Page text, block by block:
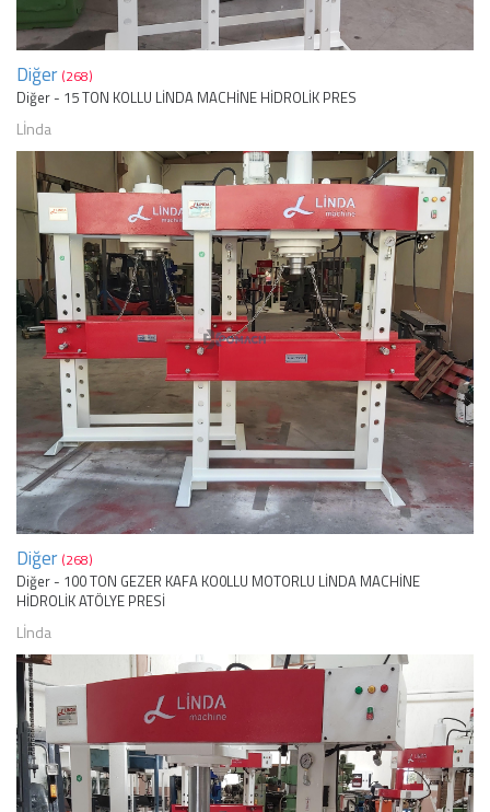
Diğer (268)
Diğer - 15 TON KOLLU LİNDA MACHİNE HİDROLİK PRES
Lİnda
Diğer (268)
Diğer - 100 TON GEZER KAFA KO0LLU MOTORLU LİNDA MACHİNE
HİDROLİK ATÖLYE PRESİ
Lİnda